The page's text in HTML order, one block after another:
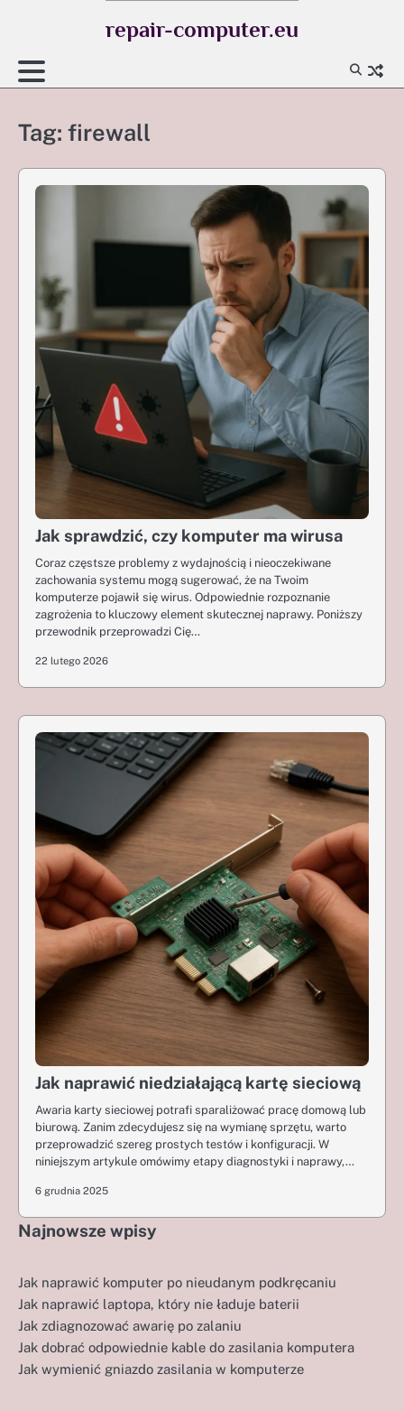
repair-computer.eu
Tag: firewall
Jak sprawdzić, czy komputer ma wirusa
Coraz częstsze problemy z wydajnością i nieoczekiwane
zachowania systemu mogą sugerować, że na Twoim
komputerze pojawił się wirus. Odpowiednie rozpoznanie
zagrożenia to kluczowy element skutecznej naprawy. Poniższy
przewodnik przeprowadzi Cię…
22 lutego 2026
Jak naprawić niedziałającą kartę sieciową
Awaria karty sieciowej potrafi sparaliżować pracę domową lub
biurową. Zanim zdecydujesz się na wymianę sprzętu, warto
przeprowadzić szereg prostych testów i konfiguracji. W
niniejszym artykule omówimy etapy diagnostyki i naprawy,…
6 grudnia 2025
Najnowsze wpisy
Jak naprawić komputer po nieudanym podkręcaniu
Jak naprawić laptopa, który nie ładuje baterii
Jak zdiagnozować awarię po zalaniu
Jak dobrać odpowiednie kable do zasilania komputera
Jak wymienić gniazdo zasilania w komputerze